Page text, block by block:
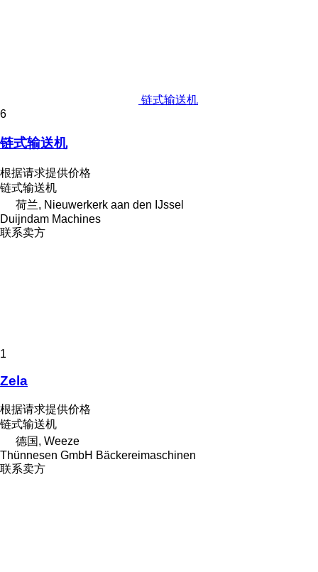
链式输送机
6
链式输送机
根据请求提供价格
链式输送机
荷兰, Nieuwerkerk aan den IJssel
Duijndam Machines
联系卖方
1
Zela
根据请求提供价格
链式输送机
德国, Weeze
Thünnesen GmbH Bäckereimaschinen
联系卖方